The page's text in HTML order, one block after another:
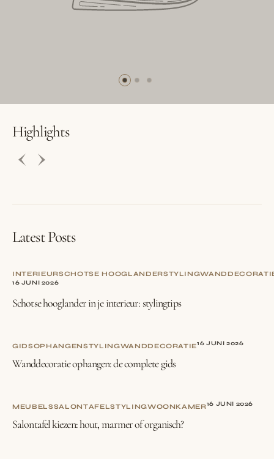
BUTTON LABELBUTTON LABEL
Highlights
Latest Posts
INTERIEURSCHOTSE HOOGLANDERSTYLING
16 JUNI 2026
Schotse hooglander in je interieur: stylingtips
GIDSOPHANGENSTYLINGWANDDECORATIE16 JUNI 2026
Wanddecoratie ophangen: de complete gids
MEUBELSSALONTAFELSTYLINGWOONKAMER16 JUNI 2026
Salontafel kiezen: hout, marmer of organisch?